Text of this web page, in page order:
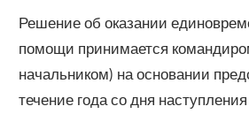
Решение об оказании
помощи принимается
начальником) на основании
течение года со дня